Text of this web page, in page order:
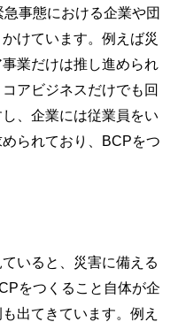
事態における企業や団
けています。例えば災
業だけは推し進められ
アビジネスだけでも回
、企業には従業員をい
られており、BCPをつ
いると、災害に備える
をつくること自体が企
出てきています。例え